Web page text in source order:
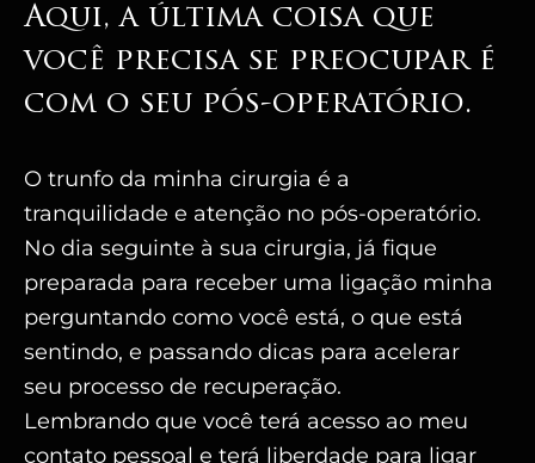
Aqui, a última coisa que
você precisa se preocupar é
com o seu pós-operatório.
O trunfo da minha cirurgia é a
tranquilidade e atenção no pós-operatório.
No dia seguinte à sua cirurgia, já fique
preparada para receber uma ligação minha
perguntando como você está, o que está
sentindo, e passando dicas para acelerar
seu processo de recuperação.
Lembrando que você terá acesso ao meu
contato pessoal e terá liberdade para ligar